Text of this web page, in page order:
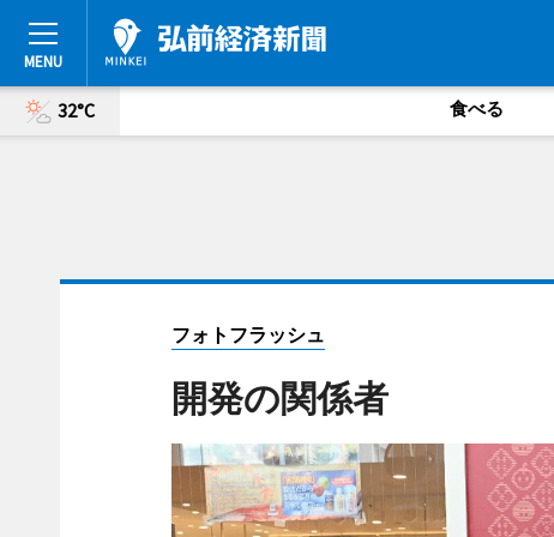
32°C 食べる
フォトフラッシュ
開発の関係者